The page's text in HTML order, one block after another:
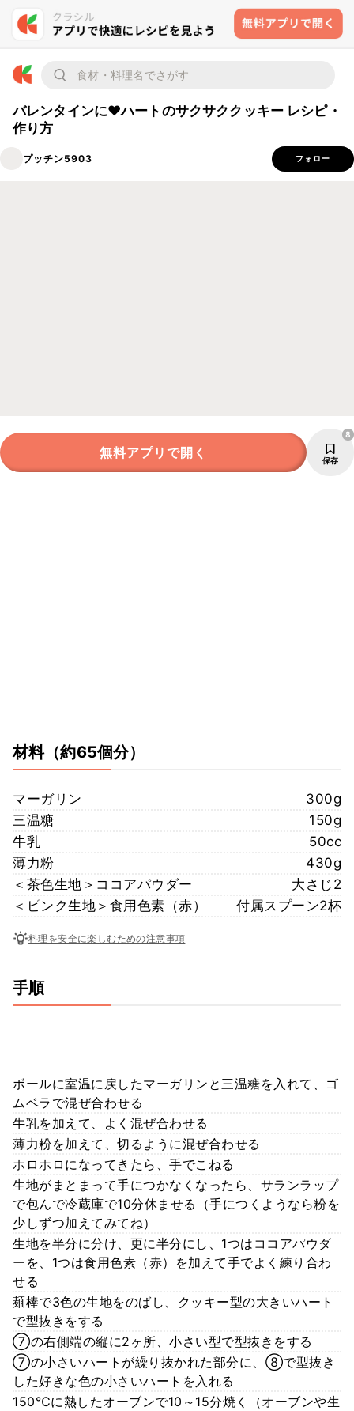
バレンタインに❤ハートのサクサククッキー レシピ・
作り方
プッチン5903 フォロー
無料アプリで開く 保存
8
材料（約65個分）
マーガリン
300g
三温糖
150g
牛乳
50cc
薄力粉
430g
＜茶色生地＞ココアパウダー
大さじ2
＜ピンク生地＞食用色素（赤）
付属スプーン2杯
料理を安全に楽しむための注意事項
手順
ボールに室温に戻したマーガリンと三温糖を入れて、ゴ
ムベラで混ぜ合わせる
牛乳を加えて、よく混ぜ合わせる
薄力粉を加えて、切るように混ぜ合わせる
ホロホロになってきたら、手でこねる
生地がまとまって手につかなくなったら、サランラップ
で包んで冷蔵庫で10分休ませる（手につくようなら粉を
少しずつ加えてみてね）
生地を半分に分け、更に半分にし、1つはココアパウダ
ーを、1つは食用色素（赤）を加えて手でよく練り合わ
せる
麺棒で3色の生地をのばし、クッキー型の大きいハート
で型抜きをする
⑦の右側端の縦に2ヶ所、小さい型で型抜きをする
⑦の小さいハートが繰り抜かれた部分に、⑧で型抜き
した好きな色の小さいハートを入れる
150℃に熱したオーブンで10～15分焼く（オーブンや生